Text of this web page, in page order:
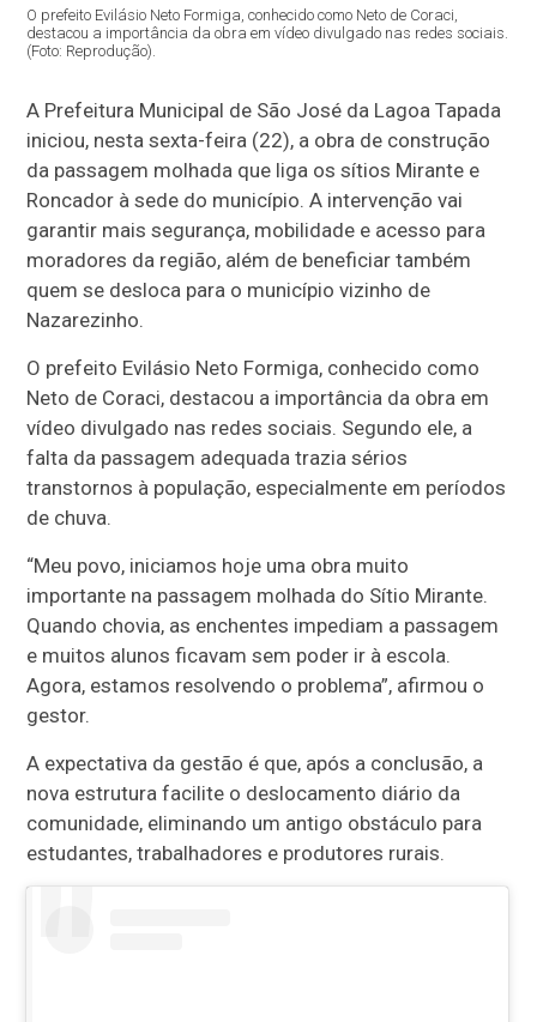
O prefeito Evilásio Neto Formiga, conhecido como Neto de Coraci,
destacou a importância da obra em vídeo divulgado nas redes sociais.
(Foto: Reprodução).
A Prefeitura Municipal de São José da Lagoa Tapada
iniciou, nesta sexta-feira (22), a obra de construção
da passagem molhada que liga os sítios Mirante e
Roncador à sede do município. A intervenção vai
garantir mais segurança, mobilidade e acesso para
moradores da região, além de beneficiar também
quem se desloca para o município vizinho de
Nazarezinho.
O prefeito Evilásio Neto Formiga, conhecido como
Neto de Coraci, destacou a importância da obra em
vídeo divulgado nas redes sociais. Segundo ele, a
falta da passagem adequada trazia sérios
transtornos à população, especialmente em períodos
de chuva.
“Meu povo, iniciamos hoje uma obra muito
importante na passagem molhada do Sítio Mirante.
Quando chovia, as enchentes impediam a passagem
e muitos alunos ficavam sem poder ir à escola.
Agora, estamos resolvendo o problema”, afirmou o
gestor.
A expectativa da gestão é que, após a conclusão, a
nova estrutura facilite o deslocamento diário da
comunidade, eliminando um antigo obstáculo para
estudantes, trabalhadores e produtores rurais.